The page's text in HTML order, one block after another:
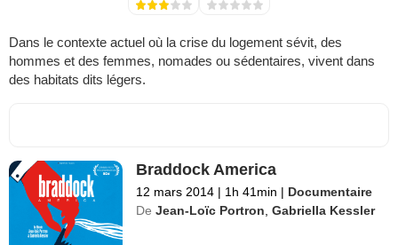
Dans le contexte actuel où la crise du logement sévit, des
hommes et des femmes, nomades ou sédentaires, vivent dans
des habitats dits légers.
Braddock America
12 mars 2014 | 1h 41min | Documentaire
De Jean-Loïc Portron ,Gabriella Kessler